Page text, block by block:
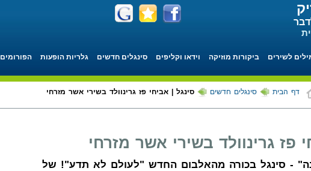
לשירים ביקורות מוזיקה וידאו וקליפים סינגלים חדשים גלריות הופעות הפורומים
דף הבית סינגלים חדשים סינגל | אביחי פז גרינוולד בשירי אשר מזרחי
פז גרינוולד בשירי אשר מזרחי
- סינגל בכורה מהאלבום החדש "לעולם לא תדע"! של